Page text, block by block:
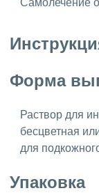
Форма
Раствор для
бесцветная
для
Упаковка